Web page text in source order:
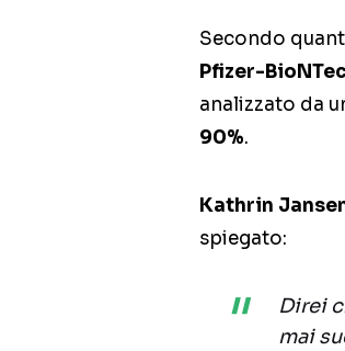
Secondo
Pfizer-
analizzato da
90%.
Kathrin
spiegato:
Direi
mai